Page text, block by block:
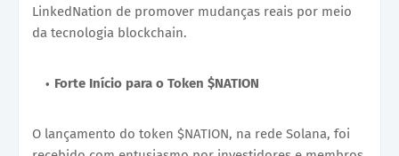
LinkedNation de promover mudanças reais por meio
da tecnologia blockchain.
Forte Início para o Token $NATION
O lançamento do token $NATION, na rede Solana, foi